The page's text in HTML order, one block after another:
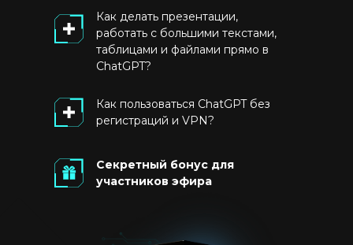
Как делать презентации,
работать с большими текстами,
таблицами и файлами прямо в
ChatGPT?
Как пользоваться ChatGPT без
регистраций и VPN?
Секретный бонус для
участников эфира